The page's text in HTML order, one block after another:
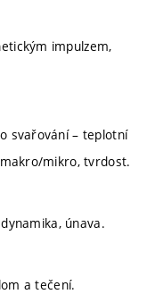
impulzem,
svařování – teplotní
mikro, tvrdost.
únava.
a tečení.